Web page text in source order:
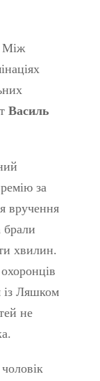
Між
Василь
за
вручення
брали
хвилин.
із Ляшком
не